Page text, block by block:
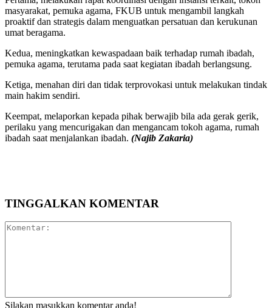
masyarakat, pemuka agama, FKUB untuk mengambil langkah
proaktif dan strategis dalam menguatkan persatuan dan kerukunan
umat beragama.
Kedua, meningkatkan kewaspadaan baik terhadap rumah ibadah,
pemuka agama, terutama pada saat kegiatan ibadah berlangsung.
Ketiga, menahan diri dan tidak terprovokasi untuk melakukan tindak
main hakim sendiri.
Keempat, melaporkan kepada pihak berwajib bila ada gerak gerik,
perilaku yang mencurigakan dan mengancam tokoh agama, rumah
ibadah saat menjalankan ibadah. (Najib Zakaria)
TINGGALKAN KOMENTAR
Silakan masukkan komentar anda!